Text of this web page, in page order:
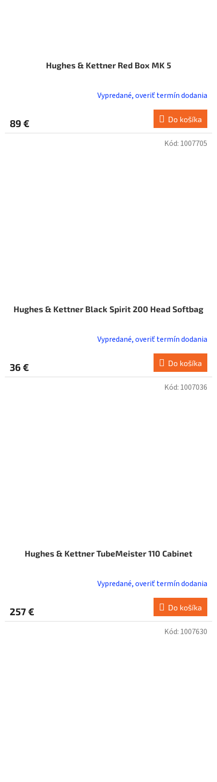
Hughes & Kettner Red Box MK 5
Vypredané, overiť termín dodania
89 € Do košíka
Hughes & Kettner Black Spirit 200 Head Softbag
Vypredané, overiť termín dodania
36 € Do košíka
Kód: 1007705
Hughes & Kettner TubeMeister 110 Cabinet
Vypredané, overiť termín dodania
257 € Do košíka
Kód: 1007036
Kód: 1007630